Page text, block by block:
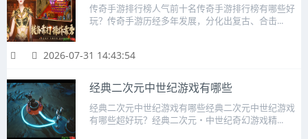
传奇手游排行榜人气前十名传奇手游排行榜有哪些好
玩？传奇手游历经多年发展，分化出复古、合击...
2026-07-31 14:43:54
经典二次元中世纪游戏有哪些
经典二次元中世纪游戏有哪些经典二次元中世纪游戏
有哪些超好玩？经典二次元・中世纪奇幻游戏精...